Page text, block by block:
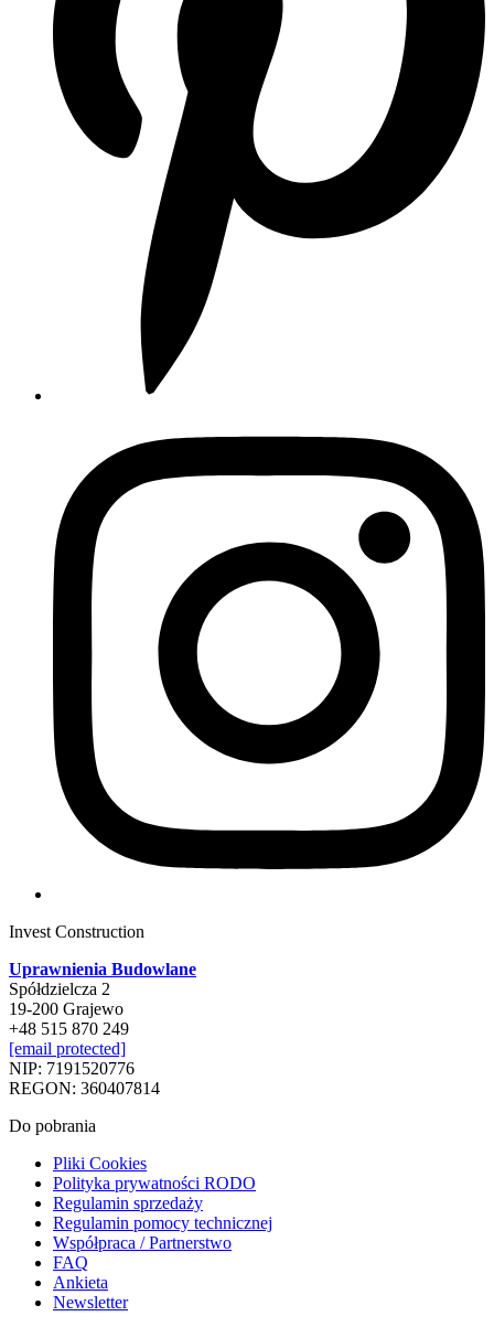
Invest Construction
Uprawnienia Budowlane
Spółdzielcza 2
19-200 Grajewo
+48 515 870 249
[email protected]
NIP: 7191520776
REGON: 360407814
Do pobrania
Pliki Cookies
Polityka prywatności RODO
Regulamin sprzedaży
Regulamin pomocy technicznej
Współpraca / Partnerstwo
FAQ
Ankieta
Newsletter